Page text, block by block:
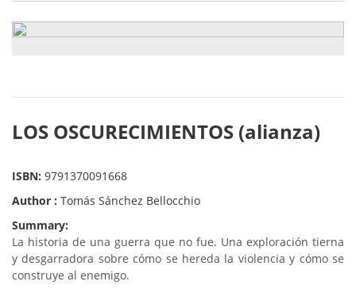
LOS OSCURECIMIENTOS (alianza)
ISBN: 9791370091668
Author : Tomás Sánchez Bellocchio
Summary:
La historia de una guerra que no fue. Una exploración tierna
y desgarradora sobre cómo se hereda la violencia y cómo se
construye al enemigo.